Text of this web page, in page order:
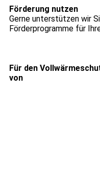
Förderung nutzen
Gerne unterstützen wir
Förderprogramme für
Für den
von